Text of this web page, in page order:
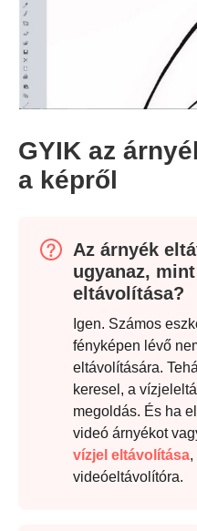
1. lépés.
GYIK az
a képről
Az árnyék
ugyanaz,
eltávolítása?
Igen. Számos
fényképen lévő
eltávolítására.
keresel, a
megoldás. És ha
videó árnyékot
vízjel eltávolítása,
videóeltávolítóra.